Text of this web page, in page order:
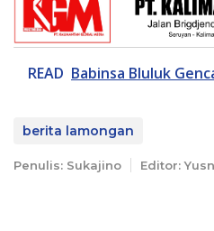
READ Babinsa Bluluk
berita lamongan
Penulis: Sukajino Editor: